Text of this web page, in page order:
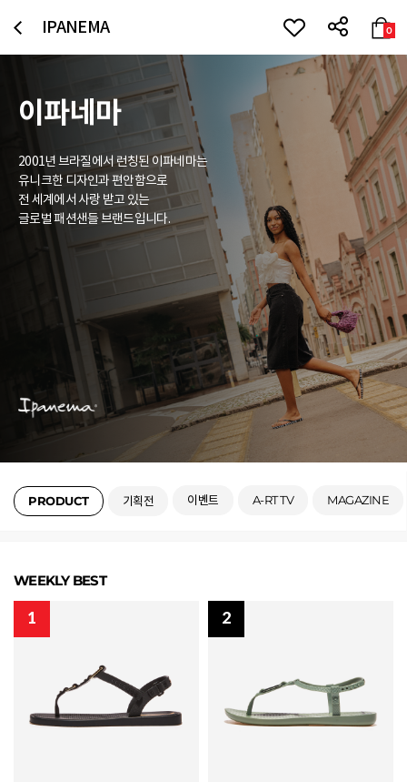
IPANEMA 0
이파네마
2001년 브라질에서 런칭된 이파네마는
유니크한 디자인과 편안함으로
전 세계에서 사랑 받고 있는
글로벌 패션샌들 브랜드입니다.
PRODUCT 기획전 이벤트 A-RT TV MAGAZINE
WEEKLY BEST
1 2